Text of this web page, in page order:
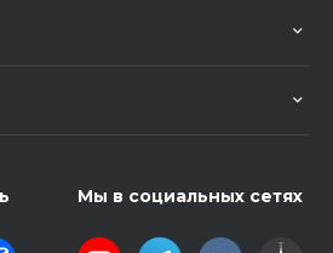
Мы в социальных сетях